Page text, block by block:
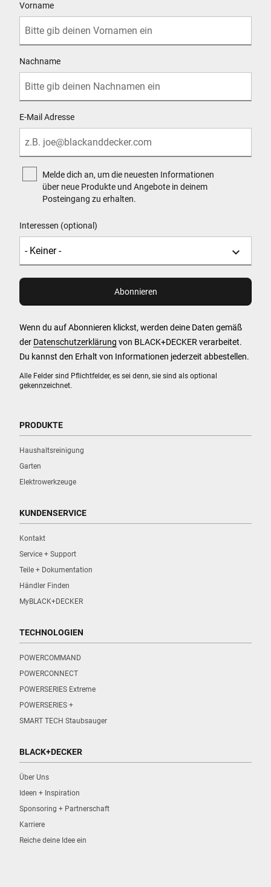
Alle Felder sind Pflichtfelder, es sei denn, sie sind als optional
gekennzeichnet.
Vorname
Nachname
E-Mail Adresse
Melde dich an, um die neuesten Informationen
über neue Produkte und Angebote in deinem
Posteingang zu erhalten.
Interessen (optional)
Wenn du auf Abonnieren klickst, werden deine Daten gemäß
der Datenschutzerklärung von BLACK+DECKER verarbeitet.
Du kannst den Erhalt von Informationen jederzeit abbestellen.
PRODUKTE
Haushaltsreinigung
Garten
Elektrowerkzeuge
KUNDENSERVICE
Kontakt
Service + Support
Teile + Dokumentation
Händler Finden
MyBLACK+DECKER
TECHNOLOGIEN
POWERCOMMAND
POWERCONNECT
POWERSERIES Extreme
POWERSERIES +
SMART TECH Staubsauger
BLACK+DECKER
Über Uns
Ideen + Inspiration
Sponsoring + Partnerschaft
Karriere
Reiche deine Idee ein